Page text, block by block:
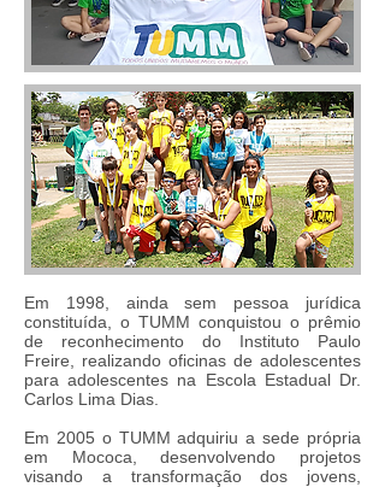
Em 1998, ainda sem pessoa jurídica
constituída, o TUMM conquistou o prêmio
de reconhecimento do Instituto Paulo
Freire, realizando oficinas de adolescentes
para adolescentes na Escola Estadual Dr.
Carlos Lima Dias.
Em 2005 o TUMM adquiriu a sede própria
em Mococa, desenvolvendo projetos
visando a transformação dos jovens,